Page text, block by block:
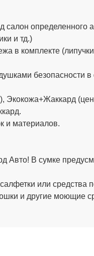
определенного
и тд.)
в комплекте
безопасности
и материалов.
В сумке
или средства
и другие моющие